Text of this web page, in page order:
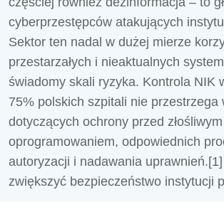
cyberprzestępców atakujących
Sektor ten nadal w dużej mierze
przestarzałych i nieaktualnych
świadomy skali ryzyka. Kontrola NIK
75% polskich szpitali nie przestrzega
dotyczących ochrony przed złośliwym
oprogramowaniem, odpowiednich
autoryzacji i nadawania
zwiększyć bezpieczeństwo instytucji